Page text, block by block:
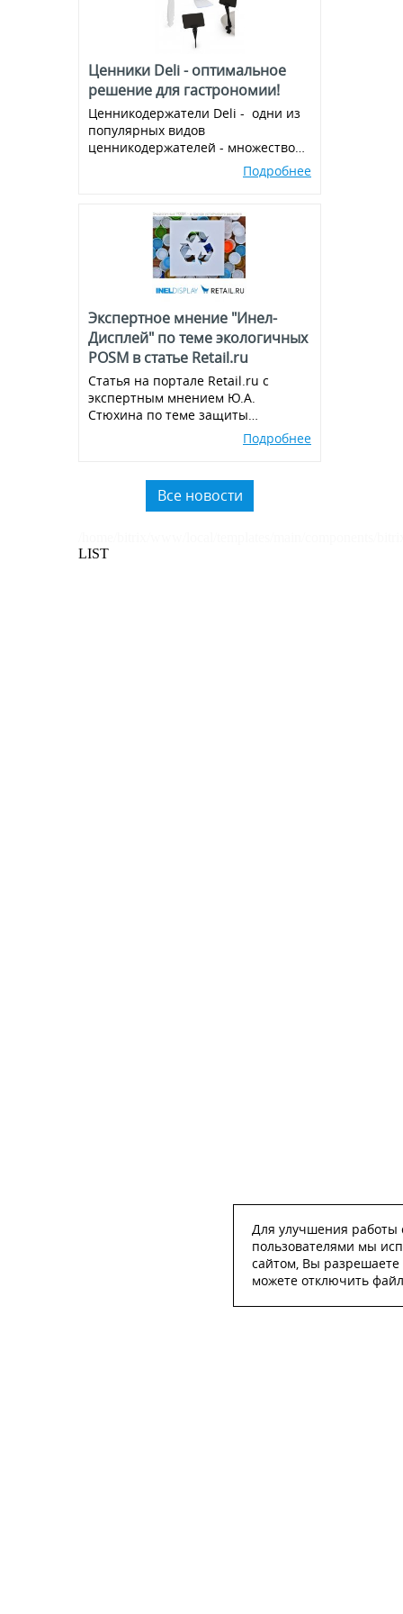
Ценники Deli - оптимальное
решение для гастрономии!
Ценникодержатели Deli - одни из
популярных видов
ценникодержателей - множество
вариантов и комбинаций, всегда в
Подробнее
Экспертное мнение "Инел-
Дисплей" по теме экологичных
POSM в статье Retail.ru
Статья на портале Retail.ru с
экспертным мнением Ю.А.
Стюхина по теме защиты
окружающей среды, производства
пластика.
Подробнее
Все новости
LIST
Для улучшения работы
пользователями мы
сайтом, Вы разрешаете
можете отключить